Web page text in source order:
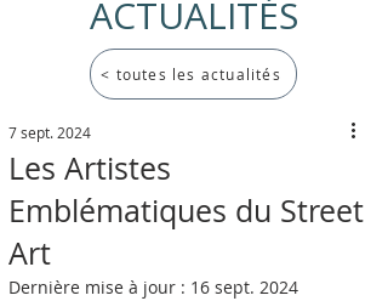
ACTUALITÉS
< toutes les actualités
Les Artistes
Emblématiques du Street
Art
7 sept. 2024
Dernière mise à jour : 16 sept. 2024